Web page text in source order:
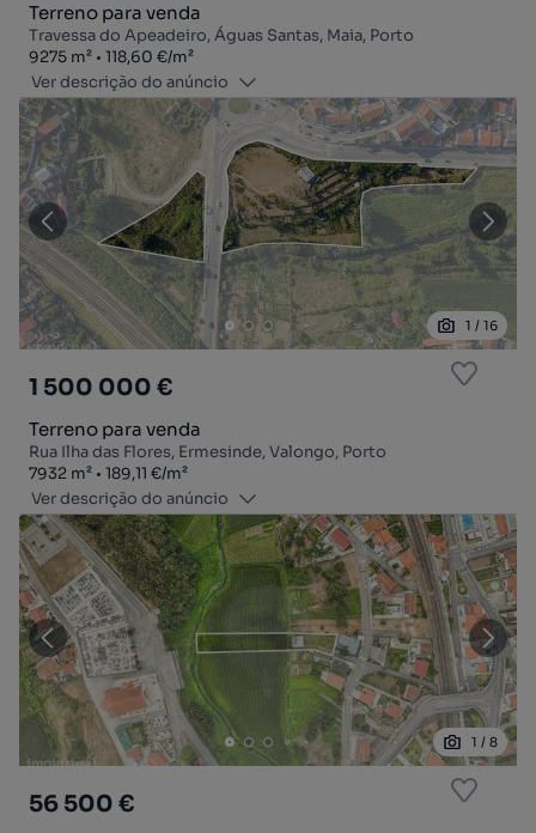
Terreno para venda
Travessa do Apeadeiro, Águas Santas, Maia, Porto
Zona
9275 m²
Preço por metro quadrado
118,60 €/m²
Ver descrição do anúncio
1 / 16
1 500 000 €
Terreno para venda
Rua Ilha das Flores, Ermesinde, Valongo, Porto
Zona
7932 m²
Preço por metro quadrado
189,11 €/m²
Ver descrição do anúncio
1 / 8
56 500 €